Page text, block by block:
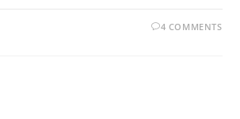
4 COMMENTS